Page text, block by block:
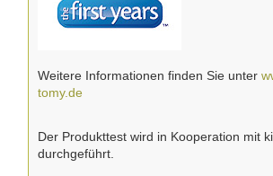
Weitere Informationen finden Sie unter
tomy.de
Der Produkttest wird in Kooperation mit
durchgeführt.